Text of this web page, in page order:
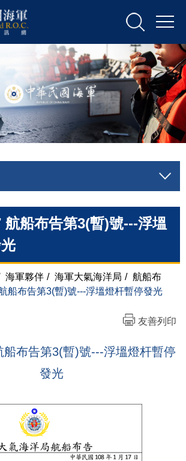
航船布告第3(暫)號---浮塭
海軍夥伴 / 海軍大氣海洋局 / 航船布
船布告第3(暫)號---浮塭燈杆暫停發光
友善列印
船布告第3(暫)號---浮塭燈杆暫停
發光